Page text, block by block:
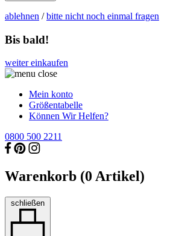
ablehnen /bitte nicht noch einmal fragen
Bis bald!
weiter einkaufen
Mein konto
Größentabelle
Können Wir Helfen?
0800 500 2211
Warenkorb (0 Artikel)
schließen